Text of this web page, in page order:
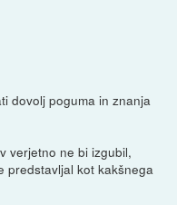
dovolj poguma in znanja
verjetno ne bi izgubil,
predstavljal kot kakšnega